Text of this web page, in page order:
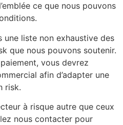
ce que nous pouvons
liste non exhaustive des
que nous pouvons soutenir.
vous devrez
afin d’adapter une
risk.
à risque autre que ceux
nous contacter pour